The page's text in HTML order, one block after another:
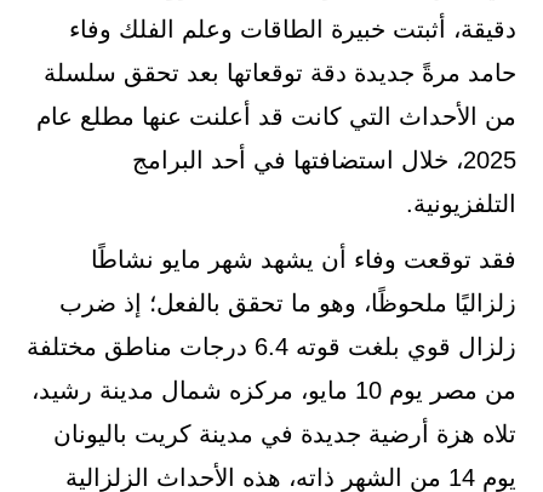
دقيقة، أثبتت خبيرة الطاقات وعلم الفلك وفاء
حامد مرةً جديدة دقة توقعاتها بعد تحقق سلسلة
من الأحداث التي كانت قد أعلنت عنها مطلع عام
2025، خلال استضافتها في أحد البرامج
التلفزيونية.
فقد توقعت وفاء أن يشهد شهر مايو نشاطًا
زلزاليًا ملحوظًا، وهو ما تحقق بالفعل؛ إذ ضرب
زلزال قوي بلغت قوته 6.4 درجات مناطق مختلفة
من مصر يوم 10 مايو، مركزه شمال مدينة رشيد،
تلاه هزة أرضية جديدة في مدينة كريت باليونان
يوم 14 من الشهر ذاته، هذه الأحداث الزلزالية